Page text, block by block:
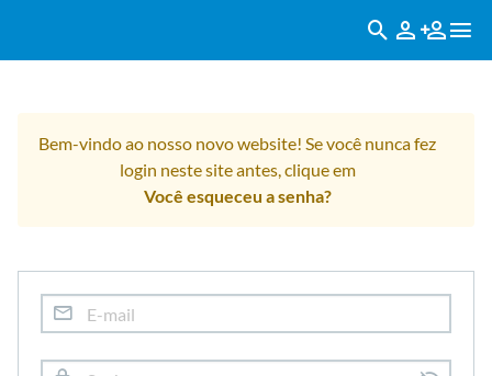
Bem-vindo ao nosso novo website! Se você nunca fez
login neste site antes, clique em
Você esqueceu a senha?